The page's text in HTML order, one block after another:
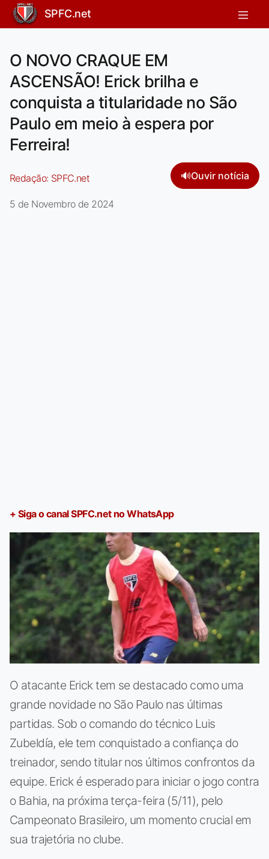
SPFC.net
O NOVO CRAQUE EM
ASCENSÃO! Erick brilha e
conquista a titularidade no São
Paulo em meio à espera por
Ferreira!
Redação: SPFC.net 🔊Ouvir notícia
5 de Novembro de 2024
+ Siga o canal SPFC.net no WhatsApp
O atacante Erick tem se destacado como uma
grande novidade no São Paulo nas últimas
partidas. Sob o comando do técnico Luis
Zubeldía, ele tem conquistado a confiança do
treinador, sendo titular nos últimos confrontos da
equipe. Erick é esperado para iniciar o jogo contra
o Bahia, na próxima terça-feira (5/11), pelo
Campeonato Brasileiro, um momento crucial em
sua trajetória no clube.